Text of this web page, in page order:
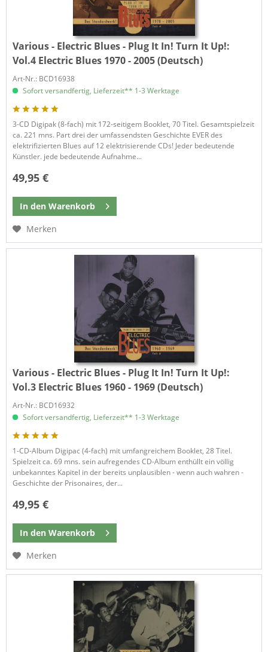
Various - Electric Blues - Plug It In! Turn It Up!:
Vol.4 Electric Blues 1970 - 2005 (Deutsch)
Art-Nr.: BCD16938
Sofort versandfertig, Lieferzeit** 1-3 Werktage
3-CD Digipak (8-fach) mit 172-seitigem Booklet, 70 Titel. Gesamtspielzeit
ca. 221 mns. Part drei der umfassendsten Geschichte EVER des
elektrifizierten Blues auf 12 elektrisierende CDs! Jeder bedeutende
Künstler. jede bedeutende Aufnahme...
49,95 €
In den Warenkorb
Merken
Various - Electric Blues - Plug It In! Turn It Up!:
Vol.3 Electric Blues 1960 - 1969 (Deutsch)
Art-Nr.: BCD16932
Sofort versandfertig, Lieferzeit** 1-3 Werktage
1-CD-Album Digipac (4-fach) mit umfangreichem Booklet, 28 Titel.
Spielzeit ca. 69 mns. sein aufregendes CD-Album enthüllt ein völlig
unbekanntes Kapitel in der bereits unplausiblen - wenn auch wahren -
Geschichte der Prisonaires, der...
49,95 €
In den Warenkorb
Merken